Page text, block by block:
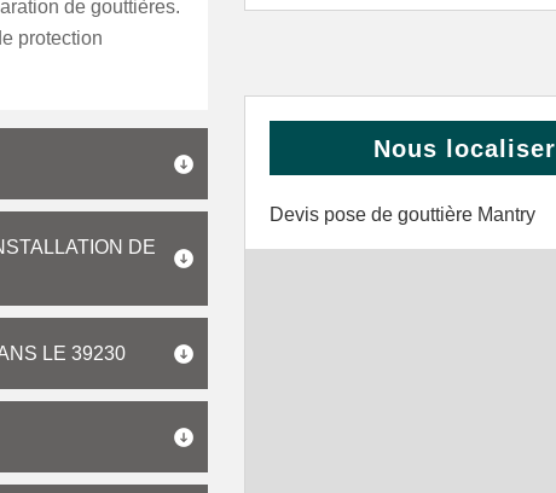
de gouttières.
protection
DE
LE 39230
Nous localiser
Devis pose de gouttière Mantry